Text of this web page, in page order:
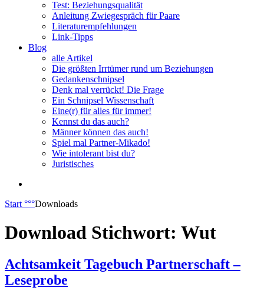
Test: Beziehungsqualität
Anleitung Zwiegespräch für Paare
Literaturempfehlungen
Link-Tipps
Blog
alle Artikel
Die größten Irrtümer rund um Beziehungen
Gedankenschnipsel
Denk mal verrückt! Die Frage
Ein Schnipsel Wissenschaft
Eine(r) für alles für immer!
Kennst du das auch?
Männer können das auch!
Spiel mal Partner-Mikado!
Wie intolerant bist du?
Juristisches
Start °°°Downloads
Download Stichwort: Wut
Achtsamkeit Tagebuch Partnerschaft –
Leseprobe